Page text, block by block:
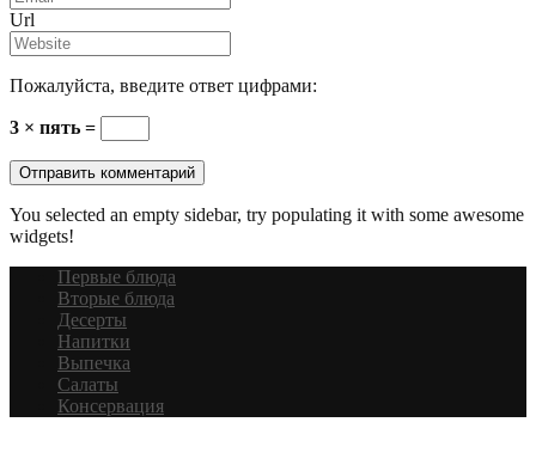
Url
Пожалуйста, введите ответ цифрами:
3 × пять =
You selected an empty sidebar, try populating it with some awesome
widgets!
Первые блюда
Вторые блюда
Десерты
Напитки
Выпечка
Салаты
Консервация